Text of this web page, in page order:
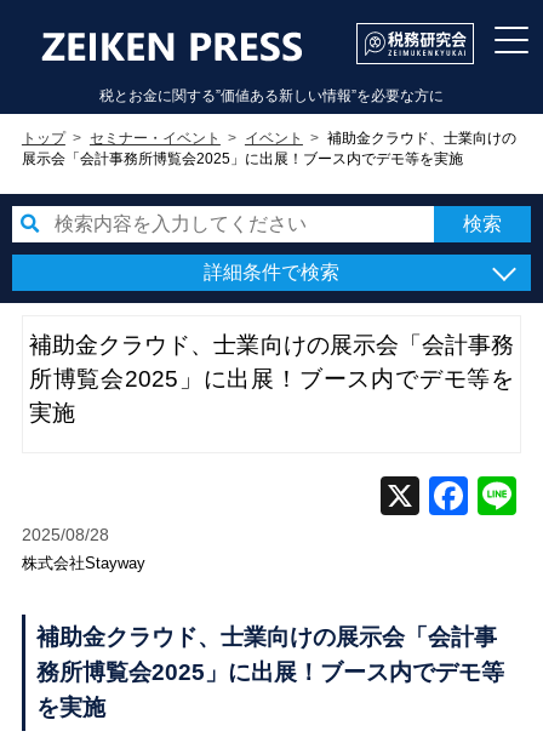
税とお金に関する”価値ある新しい情報”を必要な方に
トップ セミナー・イベント イベント
補助金クラウド、士業向けの
展示会「会計事務所博覧会2025」に出展！ブース内でデモ等を実施
詳細条件で検索
補助金クラウド、士業向けの展示会「会計事務
所博覧会2025」に出展！ブース内でデモ等を
実施
2025/08/28
株式会社Stayway
補助金クラウド、士業向けの展示会「会計事
務所博覧会2025」に出展！ブース内でデモ等
を実施